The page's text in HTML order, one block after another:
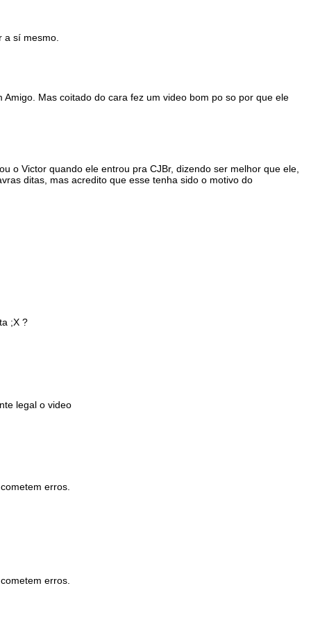
a sí mesmo.
Mas coitado do cara fez um video bom po so por que ele
o Victor quando ele entrou pra CJBr, dizendo ser melhor que ele,
ditas, mas acredito que esse tenha sido o motivo do
;X ?
legal o video
erros.
erros.